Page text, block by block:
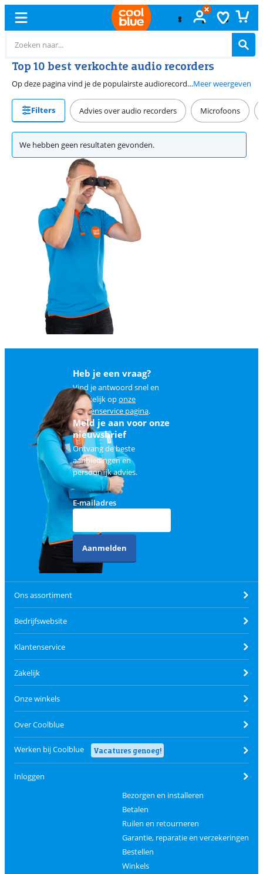
Top 10 best verkochte audio recorders
Op deze pagina vind je de populairste audiorecorders van onze site. Met een audiorecorder neem je professionele geluidsfragmenten op. Deze modellen komen vooral van pas bij interviews, studioproducties en concertopnames. Het is belangrijk om bij een audiorecorder te kijken naar de richtingskarakteristiek en het geheugen. Een omnidirectionele microfoon pikt vanaf iedere richting geluid op. Een bidirectionele microfoon neemt alleen geluid op van de voorkant en achterkant. Voor het geheugen is belangrijk om te kijken naar het aantal GB. Wanneer de audiorecorder over meer GB beschikt, maak je meer opnames.Meer weergeven
Filters Advies over audio recorders Microfoons
We hebben geen resultaten gevonden.
Heb je een vraag?
Vind je antwoord snel en
makkelijk oponze
klantenservice pagina.
Meld je aan voor onze
nieuwsbrief
Ontvang de beste
aanbiedingen en
persoonlijk advies.
E-mailadres
Aanmelden
Ons assortiment
Bedrijfswebsite
Klantenservice
Zakelijk
Onze winkels
Over Coolblue
Werken bij Coolblue Vacatures genoeg!
Inloggen
Bezorgen en installeren
Betalen
Ruilen en retourneren
Garantie, reparatie en verzekeringen
Bestellen
Winkels